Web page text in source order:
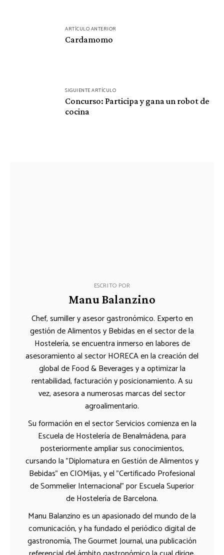
ARTÍCULO ANTERIOR
Cardamomo
SIGUIENTE ARTÍCULO
Concurso: Participa y gana un robot de
cocina
ESCRITO POR
Manu Balanzino
Chef, sumiller y asesor gastronómico. Experto en
gestión de Alimentos y Bebidas en el sector de la
Hostelería, se encuentra inmerso en labores de
asesoramiento al sector HORECA en la creación del
global de Food & Beverages y a optimizar la
rentabilidad, facturación y posicionamiento. A su
vez, asesora a numerosas marcas del sector
agroalimentario.
Su formación en el sector Servicios comienza en la
Escuela de Hostelería de Benalmádena, para
posteriormente ampliar sus conocimientos,
cursando la "Diplomatura en Gestión de Alimentos y
Bebidas" en CIOMijas, y el "Certificado Profesional
de Sommelier Internacional" por Escuela Superior
de Hostelería de Barcelona.
Manu Balanzino es un apasionado del mundo de la
comunicación, y ha fundado el periódico digital de
gastronomía, The Gourmet Journal, una publicación